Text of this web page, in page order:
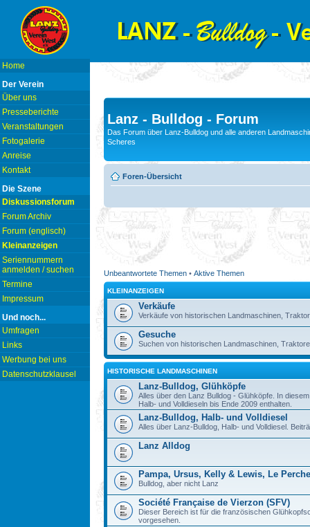
Home
Der Verein
Über uns
Presseberichte
Veranstaltungen
Fotogalerie
Anreise
Kontakt
Die Szene
Diskussionsforum
Forum Archiv
Forum (englisch)
Kleinanzeigen
Seriennummern
anmelden / suchen
Termine
Impressum
Und noch...
Umfragen
Links
Werbung bei uns
Datenschutzklausel
Lanz - Bulldog - Forum
Das Forum über Lanz-Bulldog und alle anderen
Scheres
Foren-Übersicht
Unbeantwortete Themen • Aktive Themen
KLEINANZEIGEN
Verkäufe
Verkäufe von historischen Landmaschinen,
Gesuche
Suchen von historischen Landmaschinen,
HISTORISCHE LANDMASCHINEN
Lanz-Bulldog, Glühköpfe
Alles über den Lanz Bulldog - Glühköpfe. In
Halb- und Volldieseln bis Ende 2009 enthalten.
Lanz-Bulldog, Halb- und Volldiesel
Alles über Lanz-Bulldog, Halb- und Volldiesel.
Lanz Alldog
Pampa, Ursus, Kelly & Lewis, Le
Bulldog, aber nicht Lanz
Société Française de Vierzon (SFV)
Dieser Bereich ist für die französischen
vorgesehen.